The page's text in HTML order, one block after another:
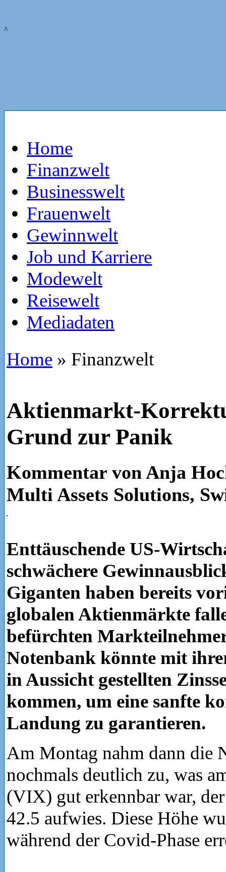
^
Home
Finanzwelt
Businesswelt
Frauenwelt
Gewinnwelt
Job und Karriere
Modewelt
Reisewelt
Mediadaten
Home » Finanzwelt
Aktienmarkt-
Grund zur Panik
Kommentar von Anja
Multi Assets Solutions,
Enttäuschende US-
schwächere
Giganten haben bereits
globalen Aktienmärkte
befürchten
Notenbank könnte mit
in Aussicht gestellten
kommen, um eine sanfte
Landung zu garantieren.
Am Montag nahm dann die
nochmals deutlich zu, was
(VIX) gut erkennbar war,
42.5 aufwies. Diese Höhe
während der Covid-Phase